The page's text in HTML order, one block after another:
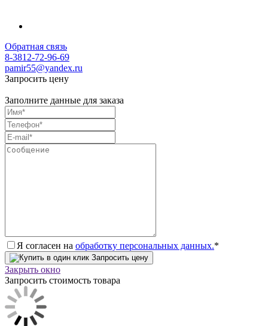
Обратная связь
8-3812-72-96-69
pamir55@yandex.ru
Запросить цену
Заполните данные для заказа
Я согласен на обработку персональных данных.*
Запросить цену
Закрыть окно
Запросить стоимость товара